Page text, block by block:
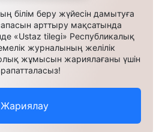
білім беру жүйесін дамытуға
арттыру мақсатында
«Ustaz tilegi» Республикалық
журналының желілік
жұмысын жариялағаны үшін
Жариялау